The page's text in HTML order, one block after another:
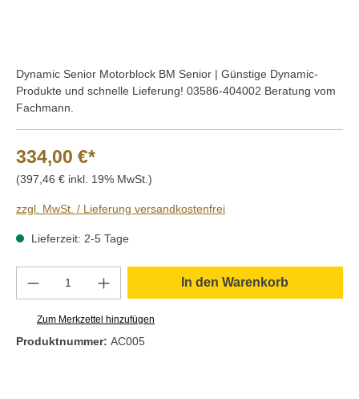
Dynamic Senior Motorblock BM Senior | Günstige Dynamic-
Produkte und schnelle Lieferung! 03586-404002 Beratung vom
Fachmann.
334,00 €*
(397,46 € inkl. 19% MwSt.)
zzgl. MwSt. / Lieferung versandkostenfrei
Lieferzeit: 2-5 Tage
Produkt Anzahl: Gib den gewünschten
In den Warenkorb
Zum Merkzettel hinzufügen
Produktnummer: AC005